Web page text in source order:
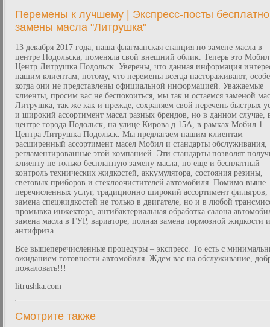
Перемены к лучшему | Экспресс-посты
замены масла "Литрушка"
13 декабря 2017 года, наша флагманская станция по замене масла в
центре Подольска, поменяла свой внешний облик. Теперь это
Центр Литрушка Подольск. Уверены, что данная информация
нашим клиентам, потому, что перемены всегда настораживают,
когда они не представлены официальной информацией. Уважаемые
клиенты, просим вас не беспокоиться, мы так и остаемся заменой
Литрушка, так же как и прежде, сохраняем свой перечень быстрых
и широкий ассортимент масел разных брендов, но в данном случае,
центре города Подольск, на улице Кирова д.15А, в рамках Мобил 1
Центра Литрушка Подольск. Мы предлагаем нашим клиентам
расширенный ассортимент масел Мобил и стандарты обслуживания,
регламентированные этой компанией. Эти стандарты позволят
клиенту не только бесплатную замену масла, но еще и бесплатный
контроль технических жидкостей, аккумулятора, состояния резины,
световых приборов и стеклоочистителей автомобиля. Помимо выше
перечисленных услуг, традиционно широкий ассортимент фильтров,
замена спецжидкостей не только в двигателе, но и в любой
промывка инжектора, антибактериальная обработка салона
замена масла в ГУР, вариаторе, полная замена тормозной жидкости и
антифриза.
Все вышеперечисленные процедуры – экспресс. То есть с
ожиданием готовности автомобиля. Ждем вас на обслуживание,
пожаловать!!!
litrushka.com
Смотрите также